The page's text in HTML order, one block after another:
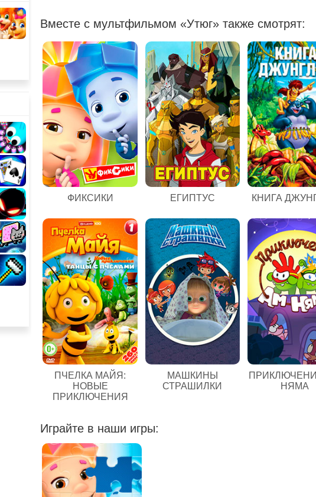
Вместе с мультфильмом «Утюг» также смотрят:
ФИКСИКИ ЕГИПТУС КНИГА
ПЧЕЛКА МАЙЯ:
НОВЫЕ
ПРИКЛЮЧЕНИЯ
МАШКИНЫ
СТРАШИЛКИ
НЯМА
Играйте в наши игры: